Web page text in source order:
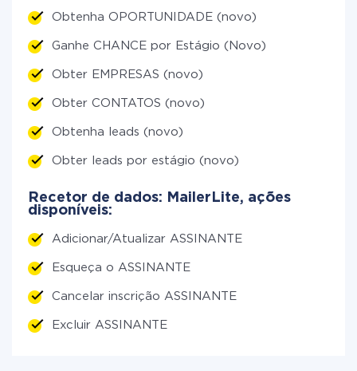
Obtenha OPORTUNIDADE (novo)
Ganhe CHANCE por Estágio (Novo)
Obter EMPRESAS (novo)
Obter CONTATOS (novo)
Obtenha leads (novo)
Obter leads por estágio (novo)
Recetor de dados: MailerLite, ações
disponíveis:
Adicionar/Atualizar ASSINANTE
Esqueça o ASSINANTE
Cancelar inscrição ASSINANTE
Excluir ASSINANTE